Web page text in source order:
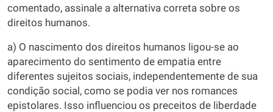
comentado, assinale a alternativa correta sobre os
direitos humanos.
a) O nascimento dos direitos humanos ligou-se ao
aparecimento do sentimento de empatia entre
diferentes sujeitos sociais, independentemente de sua
condição social, como se podia ver nos romances
epistolares. Isso influenciou os preceitos de liberdade